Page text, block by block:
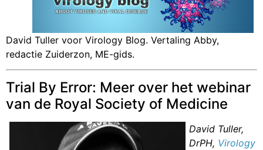
David Tuller voor Virology Blog. Vertaling Abby,
redactie Zuiderzon, ME-gids.
Trial By Error: Meer over het webinar
van de Royal Society of Medicine
David Tuller,
DrPH, Virology